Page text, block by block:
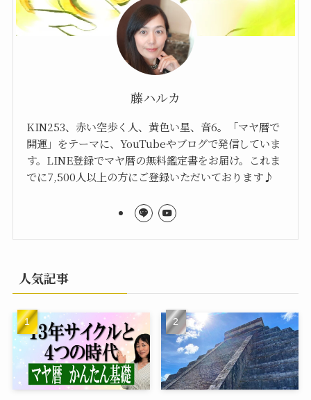
藤ハルカ
KIN253、赤い空歩く人、黄色い星、音6。「マヤ暦で
開運」をテーマに、YouTubeやブログで発信していま
す。LINE登録でマヤ暦の無料鑑定書をお届け。これま
でに7,500人以上の方にご登録いただいております♪
人気記事